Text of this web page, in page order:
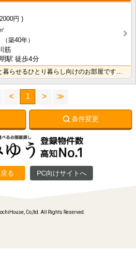
2000円
（築40年）
筋
駅 徒歩4分
わんちゃん・ねこちゃんと暮らせるひとり暮らし向けのお部屋です！高知市中心オフィス街に通勤・通学の方に･･･
< 1 > ≫
条件変更
る PC向けサイトへ
Co,ltd. All Rights Reserved.